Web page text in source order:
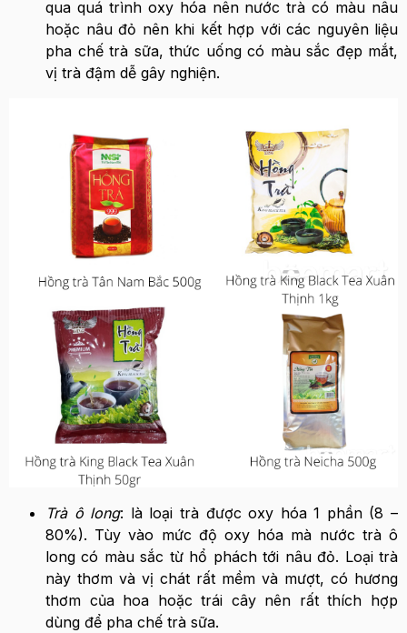
qua quá trình oxy hóa nên nước trà có màu nâu
hoặc nâu đỏ nên khi kết hợp với các nguyên liệu
pha chế trà sữa, thức uống có màu sắc đẹp mắt,
vị trà đậm dễ gây nghiện.
Trà ô long: là loại trà được oxy hóa 1 phần (8 –
80%). Tùy vào mức độ oxy hóa mà nước trà ô
long có màu sắc từ hổ phách tới nâu đỏ. Loại trà
này thơm và vị chát rất mềm và mượt, có hương
thơm của hoa hoặc trái cây nên rất thích hợp
dùng để pha chế trà sữa.